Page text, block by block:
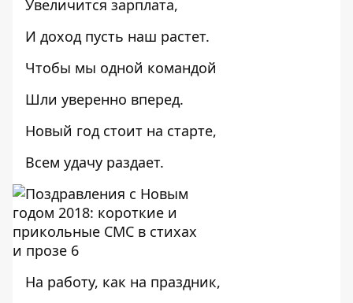
Увеличится зарплата,
И доход пусть наш растет.
Чтобы мы одной командой
Шли уверенно вперед.
Новый год стоит на старте,
Всем удачу раздает.
На работу, как на праздник,